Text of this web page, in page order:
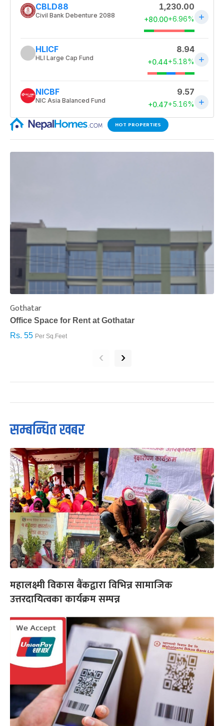
HOT PROPERTIES
Gothatar
Office Space for Rent at Gothatar
Rs. 55 Per Sq.Feet
‹ ›
सम्बन्धित खबर
महालक्ष्मी विकास बैंकद्वारा विभिन्न सामाजिक
उत्तरदायित्वका कार्यक्रम सम्पन्न